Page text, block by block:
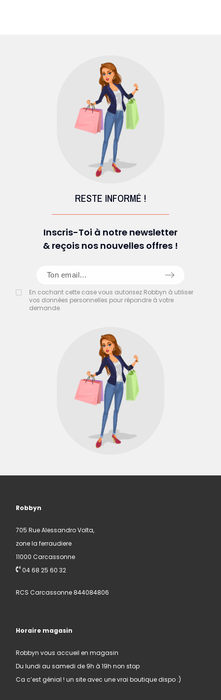
RESTE INFORMÉ !
Inscris-Toi à notre newsletter
& reçois nos nouvelles offres !
En cochant cette case vous autorisez Robbyn à utiliser
vos données personnelles pour répondre à votre
demande.
Robbyn
705 Rue Alessandro Volta,
zone la ferraudiere
11000 Carcassonne
04 68 25 60 32
RCS Carcassonne 844084806
Horaire magasin
Robbyn vous accueil en magasin
Du lundi au samedi de 9h à 19h non stop
Ca c’est génial ! un site avec une vrai boutique dispo :)